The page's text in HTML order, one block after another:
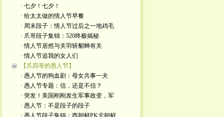
· 七夕！七夕！
· 给太太做的情人节早餐
· 周末段子：情人节过后之一地鸡毛
· 爪哥段子集锦：520终极揭秘
· 情人节居然与关羽斩貂蝉有关
· 情人节追我的女人们
【爪四哥的愚人节】
· 愚人节的狗血剧：母女共事一夫
· 愚人节专题：信，还是不信？
· 突发！美国刚刚发生军事政变，军
· 愚人节：不是段子的段子
· 愚人节段子集锦：西朝鲜PK北朝鲜